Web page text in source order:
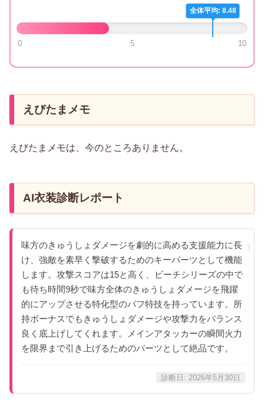
全体平均: 8.48
0 5 10
えびたまメモ
えびたまメモは、今のところありません。
AI衣装診断レポート
味方のきゅうしょダメージを劇的に高める支援能力に長
け、強敵を素早く撃破するためのキーパーツとして機能
します。攻撃スコアは15と高く、ビーチシリーズの中で
も待ち時間9秒で味方全体のきゅうしょダメージを飛躍
的にアップさせる特化型のバフ特技を持っています。所
持ボーナスでもきゅうしょダメージや攻撃力をバランス
良く底上げしてくれます。メインアタッカーの瞬間火力
を限界まで引き上げるためのパーツとして絶品です。
診断日: 2026年5月30日